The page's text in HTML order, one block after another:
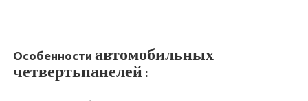
Особенностиавтомобильных
четвертьпанелей :